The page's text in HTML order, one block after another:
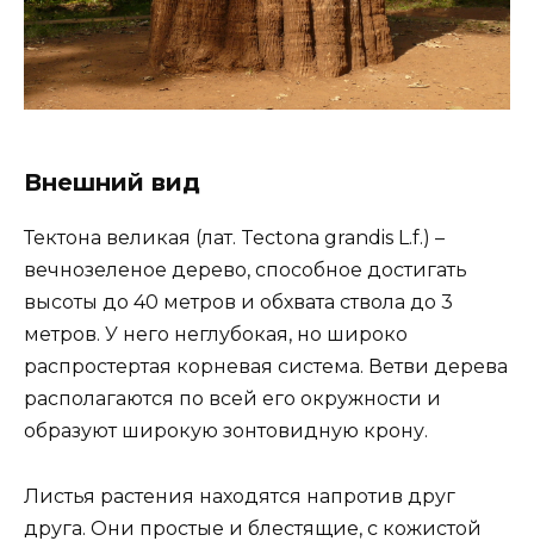
Внешний вид
Тектона великая (лат. Tectona grandis L.f.) –
вечнозеленое дерево, способное достигать
высоты до 40 метров и обхвата ствола до 3
метров. У него неглубокая, но широко
распростертая корневая система. Ветви дерева
располагаются по всей его окружности и
образуют широкую зонтовидную крону.
Листья растения находятся напротив друг
друга. Они простые и блестящие, с кожистой